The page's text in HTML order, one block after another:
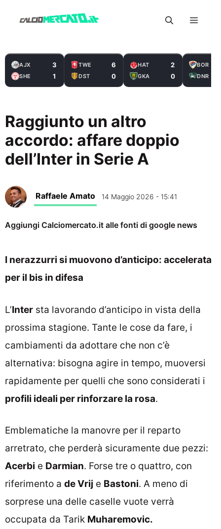
Menu
AJX 3
SHE 1
TWE 6
DST 0
HAT 2
GKA 0
BOR
DNR
Raggiunto un altro
accordo: affare doppio
dell’Inter in Serie A
Raffaele Amato 14 Maggio 2026 - 15:41
Aggiungi Calciomercato.it alle fonti di google news
I nerazzurri si muovono d’anticipo: accelerata
per il bis in difesa
L’Inter sta lavorando d’anticipo in vista della
prossima stagione. Tante le cose da fare, i
cambiamenti da adottare che non c’è
alternativa: bisogna agire in tempo, muoversi
rapidamente per quelli che sono considerati i
profili ideali per rinforzare la rosa.
Emblematiche la manovre per il reparto
arretrato, che perderà sicuramente due pezzi:
Acerbi e Darmian. Forse tre o quattro, con
riferimento a de Vrij e Bastoni. A meno di
sorprese una delle caselle vuote verrà
occupata da Tarik Muharemovic.